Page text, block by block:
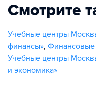
Смотрите
Учебные центры
финансы»,
Учебные центры
и экономика»